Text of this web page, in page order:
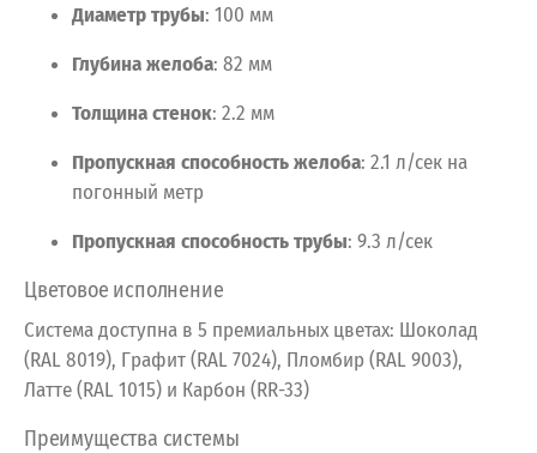
Диаметртрубы: 100 мм
Глубинажелоба: 82 мм
Толщинастенок: 2.2 мм
Пропускная способностьжелоба: 2.1 л/сек на
погонный метр
Пропускная способностьтрубы: 9.3 л/сек
Цветовое исполнение
Системадоступна в 5 премиальных цветах: Шоколад
(RAL 8019), Графит (RAL 7024), Пломбир (RAL 9003),
Латте (RAL 1015) и Карбон (RR-33)
Преимущества системы